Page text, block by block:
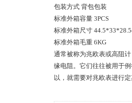
包装方式 背包包装
标准外箱容量 3PCS
标准外箱尺寸
标准外箱毛重 6KG
通常被称为兆欧表或高阻
缘电阻。它们往往被用于
以，就需要对兆欧表进行